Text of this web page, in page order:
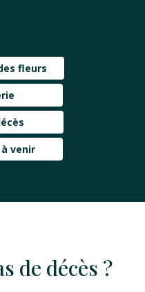
fleurs
venir
de décès ?